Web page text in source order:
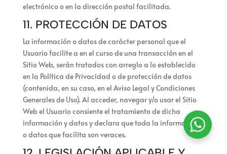
electrónico o en la dirección postal facilitada.
11. PROTECCIÓN DE DATOS
La información o datos de carácter personal que el
Usuario facilite a en el curso de una transacción en el
Sitio Web, serán tratados con arreglo a lo establecido
en la Política de Privacidad o de protección de datos
(contenida, en su caso, en el Aviso Legal y Condiciones
Generales de Uso). Al acceder, navegar y/o usar el Sitio
Web el Usuario consiente el tratamiento de dicha
información y datos y declara que toda la información
o datos que facilita son veraces.